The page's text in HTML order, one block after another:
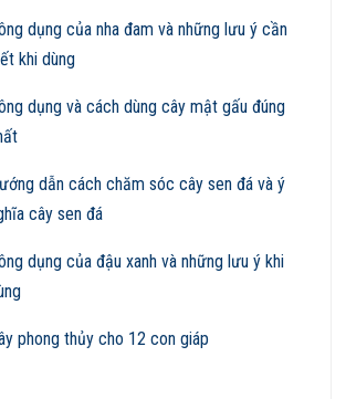
dụng của nha đam và những lưu ý cần
khi dùng
dụng và cách dùng cây mật gấu đúng
dẫn cách chăm sóc cây sen đá và ý
cây sen đá
dụng của đậu xanh và những lưu ý khi
phong thủy cho 12 con giáp